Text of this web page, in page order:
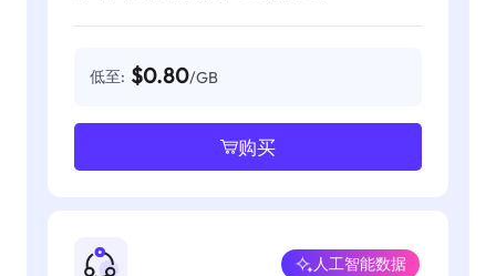
低至: $0.80/GB
购买
人工智能数据